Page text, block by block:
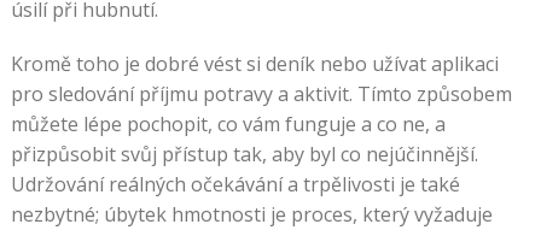
úsilí při hubnutí.
Kromě toho je dobré vést si deník nebo užívat aplikaci
pro sledování příjmu potravy a aktivit. Tímto způsobem
můžete lépe pochopit, co vám funguje a co ne, a
přizpůsobit svůj přístup tak, aby byl co nejúčinnější.
Udržování reálných očekávání a trpělivosti je také
nezbytné; úbytek hmotnosti je proces, který vyžaduje